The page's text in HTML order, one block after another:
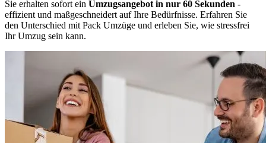
Sie erhalten sofort ein Umzugsangebot in nur 60 Sekunden -
effizient und maßgeschneidert auf Ihre Bedürfnisse. Erfahren Sie
den Unterschied mit Pack Umzüge und erleben Sie, wie stressfrei
Ihr Umzug sein kann.